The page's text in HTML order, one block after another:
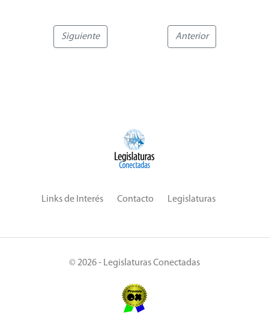
Siguiente Anterior
Links de Interés Contacto Legislaturas
© 2026 - Legislaturas Conectadas